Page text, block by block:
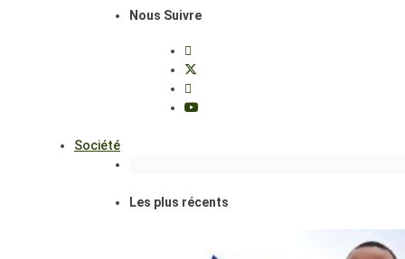
Nous Suivre
Société
Les plus récents